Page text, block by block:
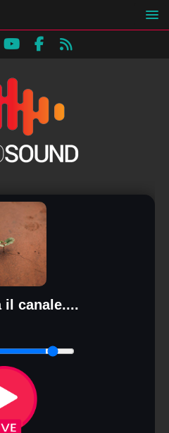
il canale....